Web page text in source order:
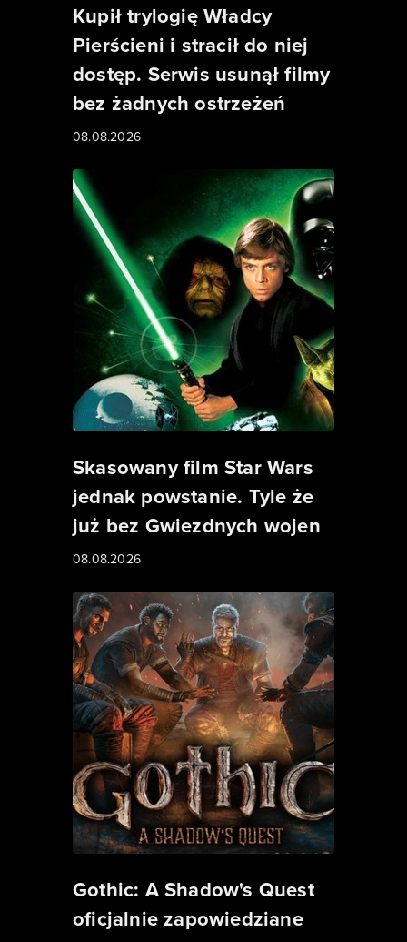
Kupił trylogię Władcy
Pierścieni i stracił do niej
dostęp. Serwis usunął filmy
bez żadnych ostrzeżeń
08.08.2026
Skasowany film Star Wars
jednak powstanie. Tyle że
już bez Gwiezdnych wojen
08.08.2026
Gothic: A Shadow's Quest
oficjalnie zapowiedziane